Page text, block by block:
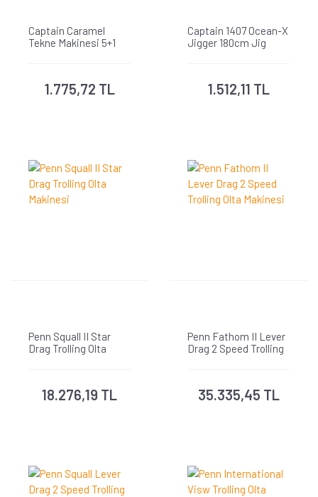
Captain Caramel
Tekne Makinesi 5+1
1.775,72 TL
Captain 1407 Ocean-X
Jigger 180cm Jig
1.512,11 TL
Penn Squall II Star
Drag Trolling Olta
18.276,19 TL
Penn Fathom II Lever
Drag 2 Speed Trolling
35.335,45 TL